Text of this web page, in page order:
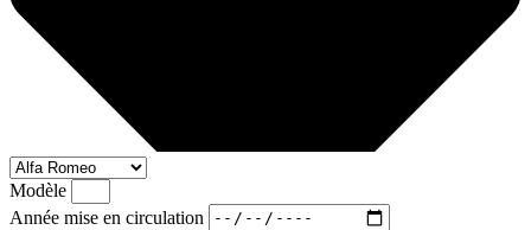
Modèle
Année mise en circulation